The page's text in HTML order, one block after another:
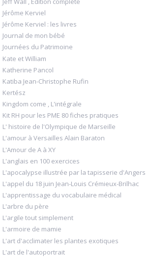
Jérôme Kerviel
Jérôme Kerviel : les livres
Journal de mon bébé
Journées du Patrimoine
Kate et William
Katherine Pancol
Katiba Jean-Christophe Rufin
Kertész
Kingdom come , L'intégrale
Kit RH pour les PME 80 fiches pratiques
L' histoire de l'Olympique de Marseille
L'amour à Versailles Alain Baraton
L'Amour de A à XY
L'anglais en 100 exercices
L'apocalypse illustrée par la tapisserie d'Angers
L'appel du 18 juin Jean-Louis Crémieux-Brilhac
L'apprentissage du vocabulaire médical
L'arbre du père
L'argile tout simplement
L'armoire de mamie
L'art d'acclimater les plantes exotiques
L'art de l'autoportrait